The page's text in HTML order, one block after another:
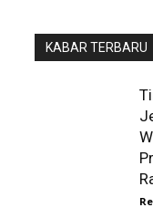
KABAR TERBARU